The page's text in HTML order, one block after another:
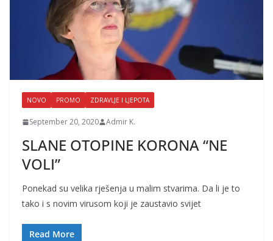
NOVO PROMO ZDRAVLJE I LJEPOTA
September 20, 2020 Admir K.
SLANE OTOPINE KORONA “NE
VOLI”
Ponekad su velika rješenja u malim stvarima. Da li je to
tako i s novim virusom koji je zaustavio svijet
Read More